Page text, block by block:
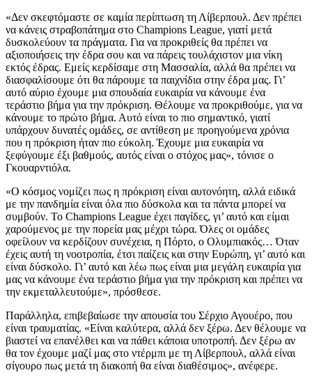
«Δεν σκεφτόμαστε σε καμία περίπτωση τη Λίβερπουλ. Δεν πρέπει
να κάνεις στραβοπάτημα στο Champions League, γιατί μετά
δυσκολεύουν τα πράγματα. Για να προκριθείς θα πρέπει να
αξιοποιήσεις την έδρα σου και να πάρεις τουλάχιστον μια νίκη
εκτός έδρας. Εμείς κερδίσαμε στη Μασσαλία, αλλά θα πρέπει να
διασφαλίσουμε ότι θα πάρουμε τα παιχνίδια στην έδρα μας. Γι’
αυτό αύριο έχουμε μια σπουδαία ευκαιρία να κάνουμε ένα
τεράστιο βήμα για την πρόκριση. Θέλουμε να προκριθούμε, για να
κάνουμε το πρώτο βήμα. Αυτό είναι το πιο σημαντικό, γιατί
υπάρχουν δυνατές ομάδες, σε αντίθεση με προηγούμενα χρόνια
που η πρόκριση ήταν πιο εύκολη. Έχουμε μια ευκαιρία να
ξεφύγουμε έξι βαθμούς, αυτός είναι ο στόχος μας», τόνισε ο
Γκουαρντιόλα.
«Ο κόσμος νομίζει πως η πρόκριση είναι αυτονόητη, αλλά ειδικά
με την πανδημία είναι όλα πιο δύσκολα και τα πάντα μπορεί να
συμβούν. Το Champions League έχει παγίδες, γι’ αυτό και είμαι
χαρούμενος με την πορεία μας μέχρι τώρα. Όλες οι ομάδες
οφείλουν να κερδίζουν συνέχεια, η Πόρτο, ο Ολυμπιακός… Όταν
έχεις αυτή τη νοοτροπία, έτσι παίζεις και στην Ευρώπη, γι’ αυτό και
είναι δύσκολο. Γι’ αυτό και λέω πως είναι μια μεγάλη ευκαιρία για
μας να κάνουμε ένα τεράστιο βήμα για την πρόκριση και πρέπει να
την εκμεταλλευτούμε», πρόσθεσε.
Παράλληλα, επιβεβαίωσε την απουσία του Σέρχιο Αγουέρο, που
είναι τραυματίας. «Είναι καλύτερα, αλλά δεν ξέρω. Δεν θέλουμε να
βιαστεί να επανέλθει και να πάθει κάποια υποτροπή. Δεν ξέρω αν
θα τον έχουμε μαζί μας στο ντέρμπι με τη Λίβερπουλ, αλλά είναι
σίγουρο πως μετά τη διακοπή θα είναι διαθέσιμος», ανέφερε.